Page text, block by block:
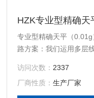
HZK专业型精确天
专业型精确天平（
路方案：我们运用多层
程温度补偿及多点线性
户对精密称重更高的诉求
访问次数： 2337
厂商性质：生产厂家